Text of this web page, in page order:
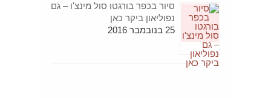
סיור בכפר בורגטו סול מינצ'ו – גם
נפוליאון ביקר כאן
25 בנובמבר 2016